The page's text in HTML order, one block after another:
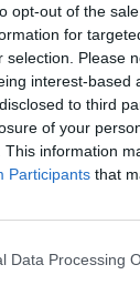
opt-out of the
for
selection. Please
interest-based
to third
of your
This information
Participants that
Data Processing